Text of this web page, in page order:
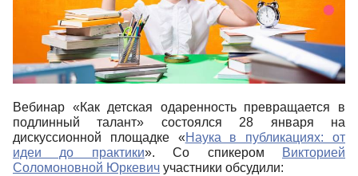
Вебинар «Как детская одаренность превращается в
подлинный талант» состоялся 28 января на
дискуссионной площадке «Наука в публикациях: от
идеи до практики». Со спикером
Викторией
Соломоновной Юркевич участники обсудили: